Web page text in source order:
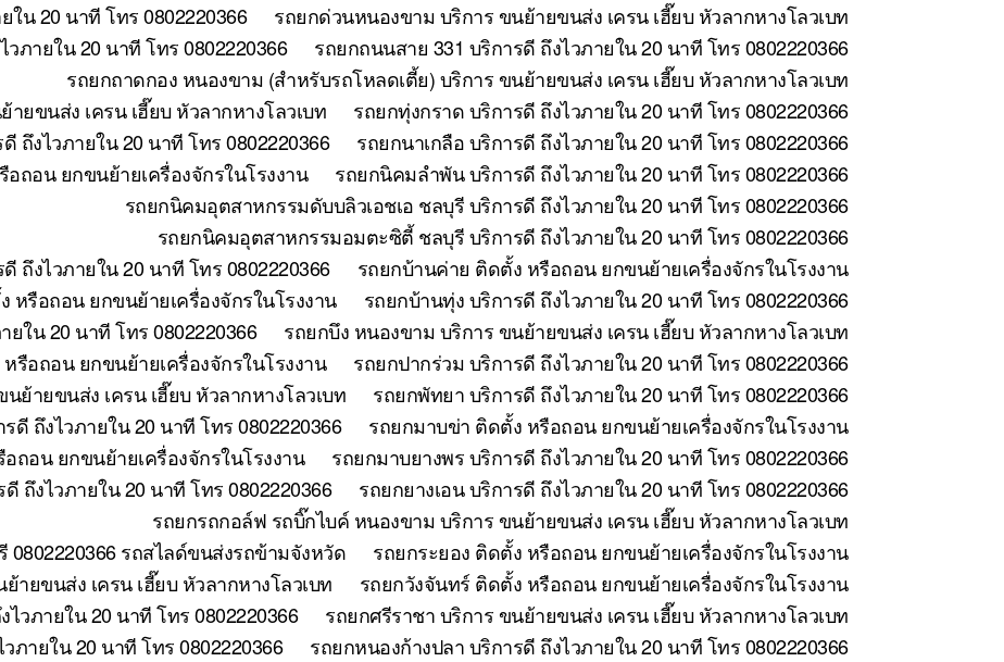
น 20 นาที โทร 0802220366
รถยกด่วนหนองขาม บริการ ขนย้ายขนส่ง เครน เฮี๊ยบ หัวลากหางโลวเบท
ภายใน 20 นาที โทร 0802220366
รถยกถนนสาย 331 บริการดี ถึงไวภายใน 20 นาที โทร 0802220366
รถยกถาดกอง หนองขาม (สำหรับรถโหลดเตี้ย) บริการ ขนย้ายขนส่ง เครน เฮี๊ยบ หัวลากหางโลวเบท
ยขนส่ง เครน เฮี๊ยบ หัวลากหางโลวเบท
รถยกทุ่งกราด บริการดี ถึงไวภายใน 20 นาที โทร 0802220366
ถึงไวภายใน 20 นาที โทร 0802220366
รถยกนาเกลือ บริการดี ถึงไวภายใน 20 นาที โทร 0802220366
ถอน ยกขนย้ายเครื่องจักรในโรงงาน
รถยกนิคมลำพัน บริการดี ถึงไวภายใน 20 นาที โทร 0802220366
รถยกนิคมอุตสาหกรรมดับบลิวเอชเอ ชลบุรี บริการดี ถึงไวภายใน 20 นาที โทร 0802220366
รถยกนิคมอุตสาหกรรมอมตะซิตี้ ชลบุรี บริการดี ถึงไวภายใน 20 นาที โทร 0802220366
ถึงไวภายใน 20 นาที โทร 0802220366
รถยกบ้านค่าย ติดตั้ง หรือถอน ยกขนย้ายเครื่องจักรในโรงงาน
หรือถอน ยกขนย้ายเครื่องจักรในโรงงาน
รถยกบ้านทุ่ง บริการดี ถึงไวภายใน 20 นาที โทร 0802220366
ใน 20 นาที โทร 0802220366
รถยกบึง หนองขาม บริการ ขนย้ายขนส่ง เครน เฮี๊ยบ หัวลากหางโลวเบท
รือถอน ยกขนย้ายเครื่องจักรในโรงงาน
รถยกปากร่วม บริการดี ถึงไวภายใน 20 นาที โทร 0802220366
ย้ายขนส่ง เครน เฮี๊ยบ หัวลากหางโลวเบท
รถยกพัทยา บริการดี ถึงไวภายใน 20 นาที โทร 0802220366
ดี ถึงไวภายใน 20 นาที โทร 0802220366
รถยกมาบข่า ติดตั้ง หรือถอน ยกขนย้ายเครื่องจักรในโรงงาน
ถอน ยกขนย้ายเครื่องจักรในโรงงาน
รถยกมาบยางพร บริการดี ถึงไวภายใน 20 นาที โทร 0802220366
ถึงไวภายใน 20 นาที โทร 0802220366
รถยกยางเอน บริการดี ถึงไวภายใน 20 นาที โทร 0802220366
รถยกรถกอล์ฟ รถบิ๊กไบค์ หนองขาม บริการ ขนย้ายขนส่ง เครน เฮี๊ยบ หัวลากหางโลวเบท
0802220366 รถสไลด์ขนส่งรถข้ามจังหวัด
รถยกระยอง ติดตั้ง หรือถอน ยกขนย้ายเครื่องจักรในโรงงาน
ยขนส่ง เครน เฮี๊ยบ หัวลากหางโลวเบท
รถยกวังจันทร์ ติดตั้ง หรือถอน ยกขนย้ายเครื่องจักรในโรงงาน
วภายใน 20 นาที โทร 0802220366
รถยกศรีราชา บริการ ขนย้ายขนส่ง เครน เฮี๊ยบ หัวลากหางโลวเบท
ภายใน 20 นาที โทร 0802220366
รถยกหนองก้างปลา บริการดี ถึงไวภายใน 20 นาที โทร 0802220366